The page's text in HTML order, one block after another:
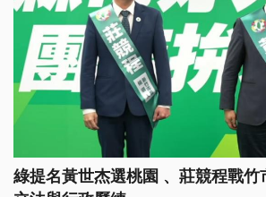
綠提名黃世杰選桃園 、莊競程戰竹